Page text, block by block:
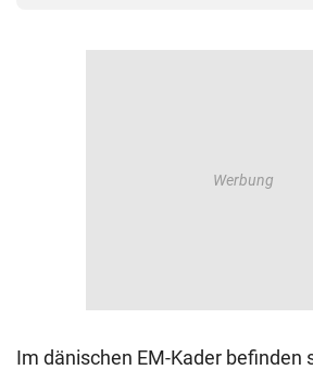
Im dänischen EM-Kader befinden